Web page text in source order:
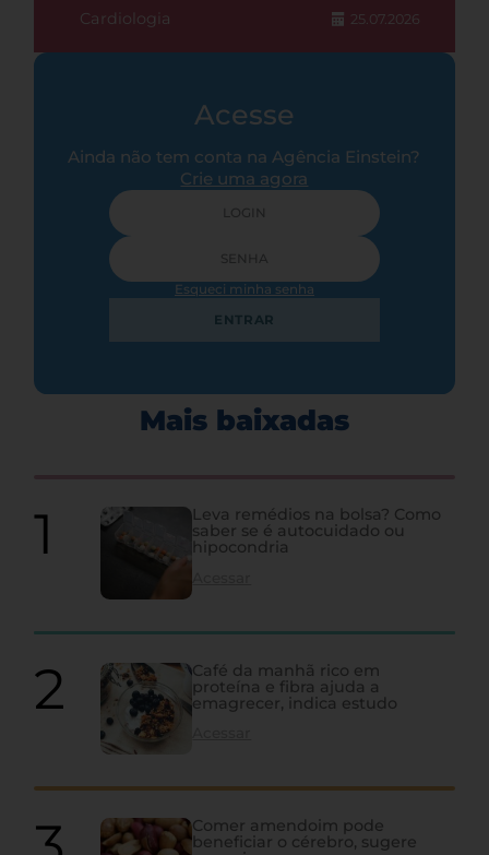
Cardiologia 25.07.2026
Acesse
Ainda não tem conta na Agência Einstein?
Crie uma agora
Esqueci minha senha
ENTRAR
Mais baixadas
Leva remédios na bolsa? Como
saber se é autocuidado ou
hipocondria
Café da manhã rico em
proteína e fibra ajuda a
emagrecer, indica estudo
Comer amendoim pode
beneficiar o cérebro, sugere